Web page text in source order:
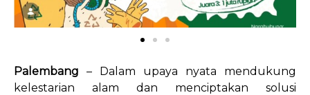
Palembang – Dalam upaya nyata mendukung
kelestarian alam dan menciptakan solusi